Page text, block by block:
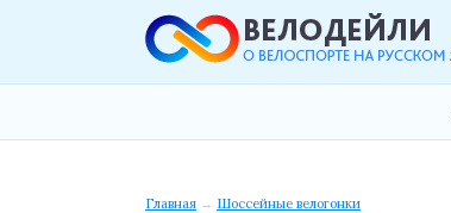
Главная → Шоссейные велогонки